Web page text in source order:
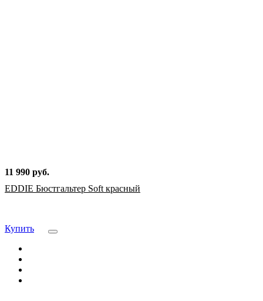
11 990 руб.
EDDIE Бюстгальтер Soft красный
Купить